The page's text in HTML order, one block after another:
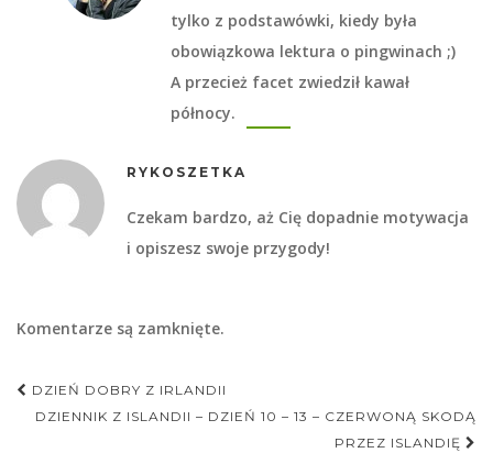
tylko z podstawówki, kiedy była
obowiązkowa lektura o pingwinach ;)
A przecież facet zwiedził kawał
północy.
RYKOSZETKA
Czekam bardzo, aż Cię dopadnie motywacja
i opiszesz swoje przygody!
Komentarze są zamknięte.
Nawigacja
postu
DZIEŃ DOBRY Z IRLANDII
DZIENNIK Z ISLANDII – DZIEŃ 10 – 13 – CZERWONĄ SKODĄ
PRZEZ ISLANDIĘ